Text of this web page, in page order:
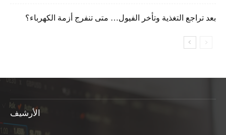
بعد تراجع التغذية وتأخر الفيول… متى تنفرج أزمة الكهرباء؟
الأرشيف